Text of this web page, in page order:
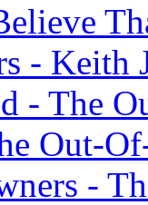
- Keith
- The
Out-
-